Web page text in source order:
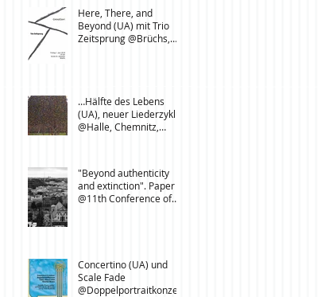
Here, There, and
Beyond (UA) mit Trio
Zeitsprung @Brüchs,
…Hälfte des Lebens
(UA), neuer Liederzyklus
@Halle, Chemnitz,
"Beyond authenticity
and extinction". Paper
@11th Conference of
Concertino (UA) und
Scale Fade
@Doppelportraitkonzert